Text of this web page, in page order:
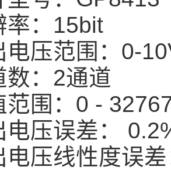
率：15bit
电压范围：0-
数：2通道
范围：0 -
电压误差：
电压线性度误